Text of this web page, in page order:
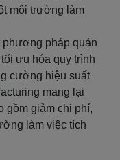
môi trường làm
phương pháp quản
ưu hóa quy trình
cường hiệu suất
mang lại
gồm giảm chi phí,
làm việc tích